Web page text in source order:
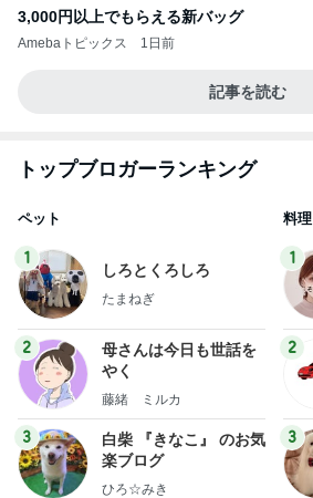
3,000円以上でもらえる新バッグ
Amebaトピックス 1日前
記事を読む
トップブロガーランキング
ペット
1
しろとくろしろ
たまねぎ
2
母さんは今日も世話を
やく
藤緒 ミルカ
3
白柴 『きなこ』 のお気
楽ブログ
ひろ☆みき
料理
1
2
3